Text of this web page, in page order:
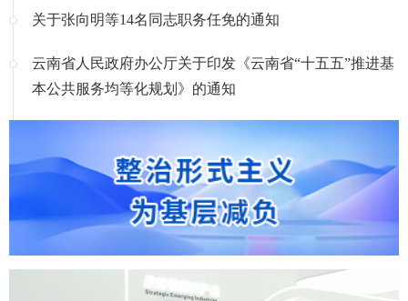
关于张向明等14名同志职务任免的通知
云南省人民政府办公厅关于印发《云南省“十五五”推进基
本公共服务均等化规划》的通知